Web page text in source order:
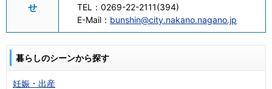
せ
TEL： 0269-22-2111(394)
E-Mail： bunshin@city.nakano.nagano.jp
暮らしのシーンから探す
妊娠・出産